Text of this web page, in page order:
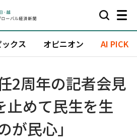
ックス オピニオン AI PICK
2周年の記者会見
止めて民生を生
が民心」